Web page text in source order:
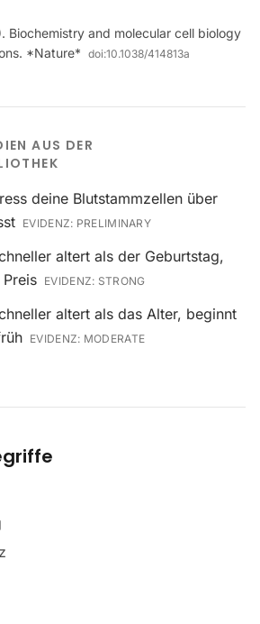
Biochemistry and molecular cell biology
*Nature* doi:10.1038/414813a
AUS DER
deine Blutstammzellen über
EVIDENZ: PRELIMINARY
altert als der Geburtstag,
EVIDENZ: STRONG
altert als das Alter, beginnt
EVIDENZ: MODERATE